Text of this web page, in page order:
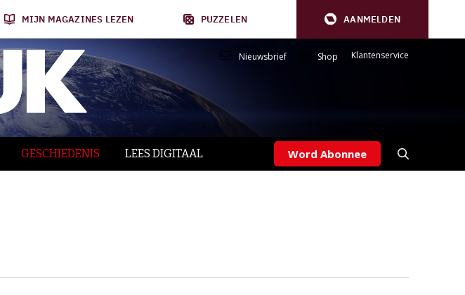
MIJN MAGAZINES LEZEN PUZZELEN AANMELDEN
Nieuwsbrief Shop Klantenservice
GESCHIEDENIS LEES DIGITAAL Word Abonnee